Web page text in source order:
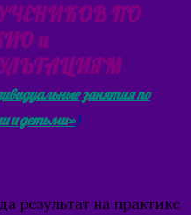
ПО
и
занятия по
и детьми»)
результат на практике